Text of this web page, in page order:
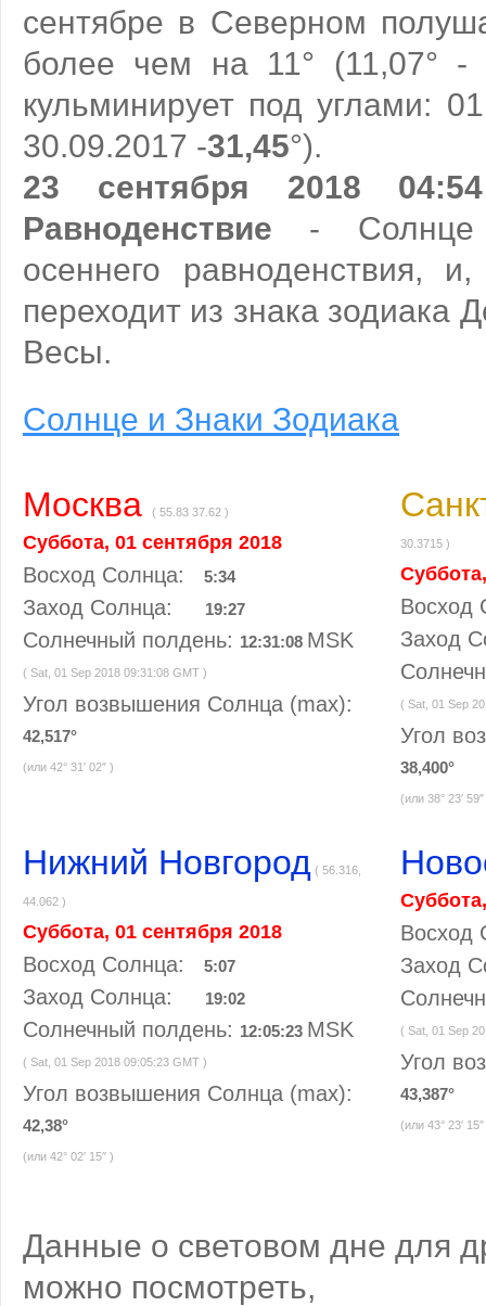
сентябре в Северном
более чем на 11° (11,07°
кульминирует под углами:
30.09.2017 -31,45°).
23 сентября 2018
Равноденствие - Солнце
осеннего равноденствия,
переходит из знака зодиака
Весы.
Солнце и Знаки Зодиака
Москва ( 55.83 37.62 )
Суббота, 01 сентября 2018
Восход Солнца: 5:34
Заход Солнца: 19:27
Солнечный полдень: 12:31:08 MSK
( Sat, 01 Sep 2018 09:31:08 GMT )
Угол возвышения Солнца (max):
42,517°
(или 42° 31′ 02″ )
30.3715 )
Заход
( Sat, 01 Sep
Угол
38,400°
(или 38° 23′
Нижний Новгород ( 56.316,
44.062 )
Суббота, 01 сентября 2018
Восход Солнца: 5:07
Заход Солнца: 19:02
Солнечный полдень: 12:05:23 MSK
( Sat, 01 Sep 2018 09:05:23 GMT )
Угол возвышения Солнца (max):
42,38°
(или 42° 02′ 15″ )
Заход
( Sat, 01 Sep
Угол
43,387°
(или 43° 23′
Данные о световом дне для
можно посмотреть,